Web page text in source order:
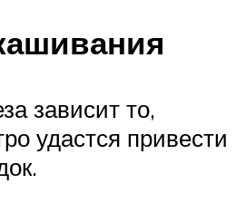
зависит то,
удастся привести